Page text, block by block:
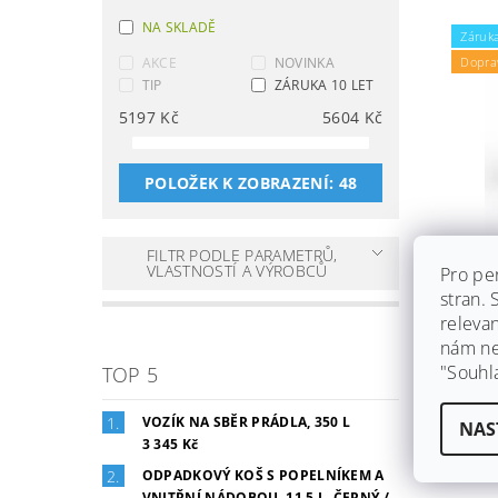
NA SKLADĚ
AKCE
NOVINKA
TIP
ZÁRUKA 10 LET
5197 Kč 5604 Kč
POLOŽEK K ZOBRAZENÍ: 48
FILTR PODLE PARAMETRŮ,
VLASTNOSTÍ A VÝROBCŮ
TOP 5
VOZÍK NA SBĚR PRÁDLA, 350 L
3 345 Kč
ODPADKOVÝ KOŠ S POPELNÍKEM A
dáme
Pro
stran.
nám